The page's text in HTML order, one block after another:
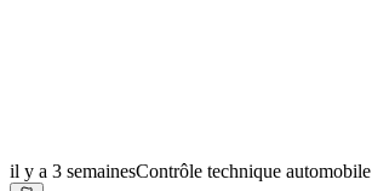
il y a 3 semainesContrôle technique automobile